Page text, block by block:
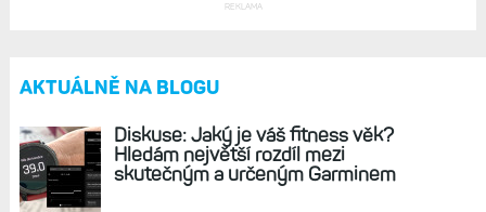
REKLAMA
AKTUÁLNĚ NA BLOGU
Diskuse: Jaký je váš fitness věk?
Hledám největší rozdíl mezi
skutečným a určeným Garminem